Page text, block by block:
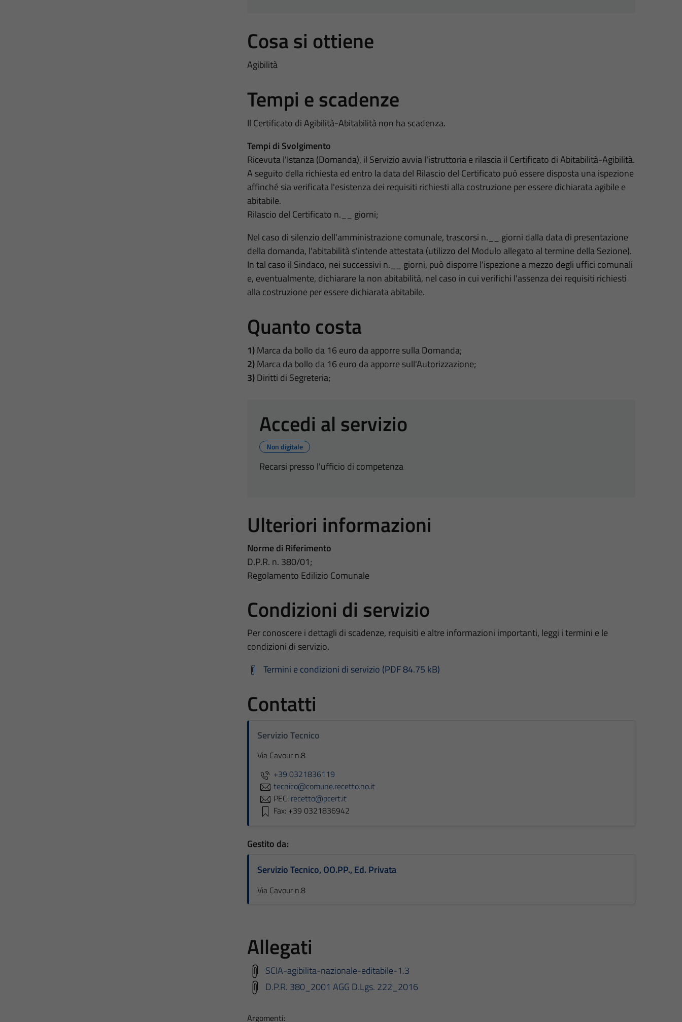
Cosa si ottiene
Agibilità
Tempi e scadenze
Il Certificato di Agibilità-Abitabilità non ha scadenza.
Tempi di Svolgimento
Ricevuta l'Istanza (Domanda), il Servizio avvia l'istruttoria e rilascia il Certificato di Abitabilità-Agibilità.
A seguito della richiesta ed entro la data del Rilascio del Certificato può essere disposta una ispezione
affinché sia verificata l'esistenza dei requisiti richiesti alla costruzione per essere dichiarata agibile e
abitabile.
Rilascio del Certificato n.__ giorni;
Nel caso di silenzio dell'amministrazione comunale, trascorsi n.__ giorni dalla data di presentazione
della domanda, l'abitabilità s'intende attestata (utilizzo del Modulo allegato al termine della Sezione).
In tal caso il Sindaco, nei successivi n.__ giorni, può disporre l'ispezione a mezzo degli uffici comunali
e, eventualmente, dichiarare la non abitabilità, nel caso in cui verifichi l'assenza dei requisiti richiesti
alla costruzione per essere dichiarata abitabile.
Quanto costa
1)Marca da bollo da 16 euro da apporre sulla Domanda;
2)Marca da bollo da 16 euro da apporre sull'Autorizzazione;
3)Diritti di Segreteria;
Accedi al servizio
Non digitale
Recarsi presso l'ufficio di competenza
Ulteriori informazioni
Norme di Riferimento
D.P.R. n. 380/01;
Regolamento Edilizio Comunale
Condizioni di servizio
Per conoscere i dettagli di scadenze, requisiti e altre informazioni importanti, leggi i termini e le
condizioni di servizio.
Termini e condizioni di servizio (PDF 84.75 kB)
Contatti
Servizio Tecnico
Via Cavour n.8
+39 0321836119
tecnico@comune.recetto.no.it
PEC: recetto@pcert.it
Fax: +39 0321836942
Gestito da:
Servizio Tecnico, OO.PP., Ed. Privata
Via Cavour n.8
Allegati
SCIA-agibilita-nazionale-editabile-1.3
D.P.R. 380_2001 AGG D.Lgs. 222_2016
Argomenti: